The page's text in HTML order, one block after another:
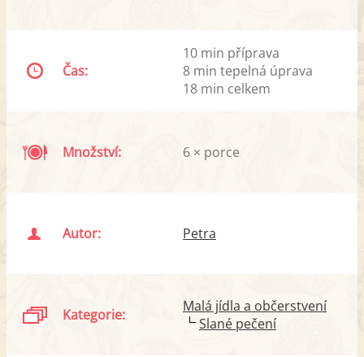
Čas:
10 min příprava
8 min tepelná úprava
18 min celkem
Množství: 6 × porce
Autor: Petra
Kategorie:
Malá jídla a občerstvení
Slané pečení